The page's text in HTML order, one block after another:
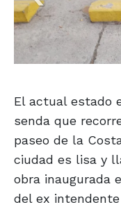
El actual estado
senda que
paseo de la
ciudad es lisa y
obra inaugurada
del ex